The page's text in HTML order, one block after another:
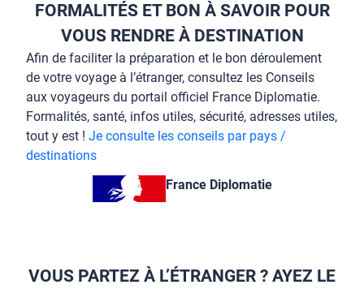
FORMALITÉS ET BON À SAVOIR POUR
VOUS RENDRE À DESTINATION
Afin de faciliter la préparation et le bon déroulement
de votre voyage à l’étranger, consultez les Conseils
aux voyageurs du portail officiel France Diplomatie.
Formalités, santé, infos utiles, sécurité, adresses utiles,
tout y est ! Je consulte les conseils par pays /
destinations
France Diplomatie
VOUS PARTEZ À L’ÉTRANGER ? AYEZ LE